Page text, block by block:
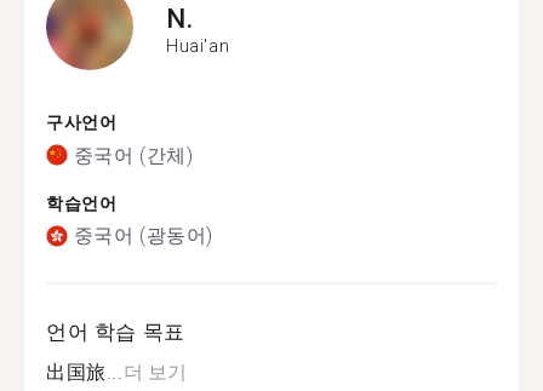
N.
Huai'an
구사언어
중국어 (간체)
학습언어
중국어 (광동어)
언어 학습 목표
出国旅...더 보기